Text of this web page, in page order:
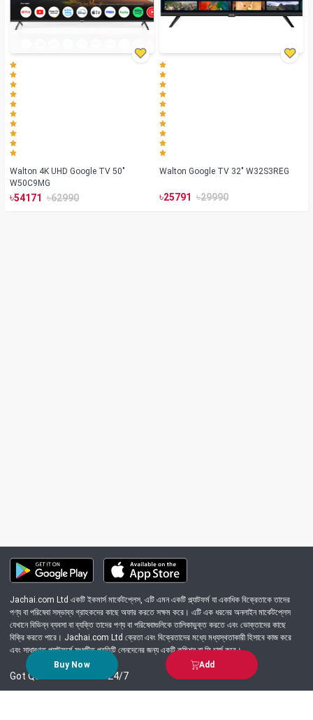
Buy Now Add
Walton 4K UHD Google TV 50"
W50C9MG
৳54171 ৳62990
Walton Google TV 32" W32S3REG
৳25791 ৳29990
Jachai.com Ltd একটি ইকমার্স মার্কেটপ্লেস, এটি এমন একটি প্ল্যাটফর্ম যা একাধিক বিক্রেতাকে তাদের
পণ্য বা পরিষেবা সম্ভাব্য গ্রাহকদের কাছে অফার করতে সক্ষম করে। এটি এক ধরনের অনলাইন মার্কেটপ্লেস
যেখানে বিভিন্ন ব্যবসা বা ব্যক্তি তাদের পণ্য বা পরিষেবাগুলিকে তালিকাভুক্ত করতে এবং ভোক্তাদের কাছে
বিক্রি করতে পারে। Jachai.com Ltd ক্রেতা এবং বিক্রেতাদের মধ্যে মধ্যস্থতাকারী হিসাবে কাজ করে
এবং সাধারণত প্ল্যাটফর্মে সংঘটিত প্রতিটি লেনদেনের জন্য একটি কমিশন বা ফি চার্জ করে।
Got Question? Call us 24/7